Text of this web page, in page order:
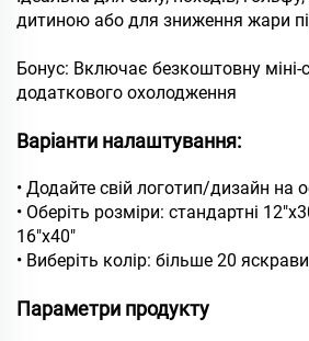
дитиною або для зниження жари
Бонус: Включає безкоштовну міні-
додаткового охолодження
Варіанти налаштування:
• Додайте свій логотип/дизайн на
• Оберіть розміри: стандартні
16"x40"
• Виберіть колір: більше 20
Параметри продукту